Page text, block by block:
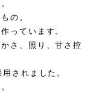
の。
っています。
さ、照り、甘さ控
されました。